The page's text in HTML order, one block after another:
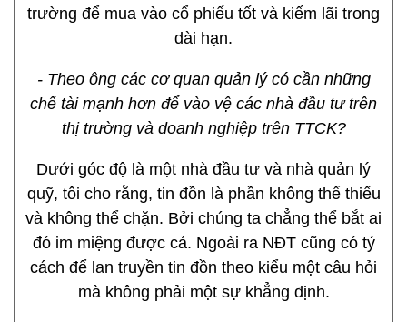
trường để mua vào cổ phiếu tốt và kiếm lãi trong
dài hạn.
- Theo ông các cơ quan quản lý có cần những
chế tài mạnh hơn để vào vệ các nhà đầu tư trên
thị trường và doanh nghiệp trên TTCK?
Dưới góc độ là một nhà đầu tư và nhà quản lý
quỹ, tôi cho rằng, tin đồn là phần không thể thiếu
và không thể chặn. Bởi chúng ta chẳng thể bắt ai
đó im miệng được cả. Ngoài ra NĐT cũng có tỷ
cách để lan truyền tin đồn theo kiểu một câu hỏi
mà không phải một sự khẳng định.